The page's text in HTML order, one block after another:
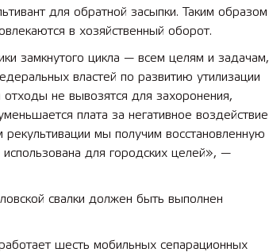
для обратной засыпки. Таким образом
в хозяйственный оборот.
замкнутого цикла — всем целям и задачам,
властей по развитию утилизации
не вывозятся для захоронения,
плата за негативное воздействие
мы получим восстановленную
для городских целей», —
свалки должен быть выполнен
шесть мобильных сепарационных
2025 11 01 Земли
сельскохозяйственного назначения